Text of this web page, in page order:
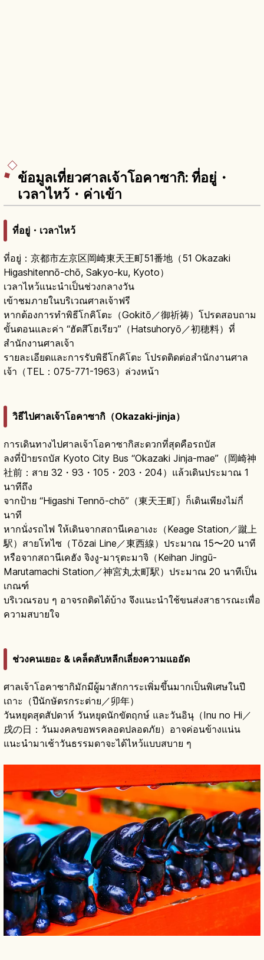
ข้อมูลเที่ยวศาลเจ้าโอคาซากิ: ที่อยู่・
เวลาไหว้・ค่าเข้า
ที่อยู่・เวลาไหว้
ที่อยู่：京都市左京区岡崎東天王町51番地（51 Okazaki
Higashitennō-chō, Sakyo-ku, Kyoto）
เวลาไหว้แนะนำเป็นช่วงกลางวัน
เข้าชมภายในบริเวณศาลเจ้าฟรี
หากต้องการทำพิธีโกคิโตะ（Gokitō／御祈祷）โปรดสอบถาม
ขั้นตอนและค่า “ฮัตสึโฮเรียว”（Hatsuhoryō／初穂料）ที่
สำนักงานศาลเจ้า
รายละเอียดและการรับพิธีโกคิโตะ โปรดติดต่อสำนักงานศาล
เจ้า（TEL：075-771-1963）ล่วงหน้า
วิธีไปศาลเจ้าโอคาซากิ（Okazaki-jinja）
การเดินทางไปศาลเจ้าโอคาซากิสะดวกที่สุดคือรถบัส
ลงที่ป้ายรถบัส Kyoto City Bus “Okazaki Jinja-mae”（岡崎神
社前：สาย 32・93・105・203・204）แล้วเดินประมาณ 1
นาทีถึง
จากป้าย “Higashi Tennō-chō”（東天王町）ก็เดินเพียงไม่กี่
นาที
หากนั่งรถไฟ ให้เดินจากสถานีเคอาเงะ（Keage Station／蹴上
駅）สายโทไซ（Tōzai Line／東西線）ประมาณ 15〜20 นาที
หรือจากสถานีเคฮัง จิงงู-มารุตะมาจิ（Keihan Jingū-
Marutamachi Station／神宮丸太町駅）ประมาณ 20 นาทีเป็น
เกณฑ์
บริเวณรอบ ๆ อาจรถติดได้บ้าง จึงแนะนำใช้ขนส่งสาธารณะเพื่อ
ความสบายใจ
ช่วงคนเยอะ & เคล็ดลับหลีกเลี่ยงความแออัด
ศาลเจ้าโอคาซากิมักมีผู้มาสักการะเพิ่มขึ้นมากเป็นพิเศษในปี
เถาะ（ปีนักษัตรกระต่าย／卯年）
วันหยุดสุดสัปดาห์ วันหยุดนักขัตฤกษ์ และวันอินุ（Inu no Hi／
戌の日：วันมงคลขอพรคลอดปลอดภัย）อาจค่อนข้างแน่น
แนะนำมาเช้าวันธรรมดาจะได้ไหว้แบบสบาย ๆ